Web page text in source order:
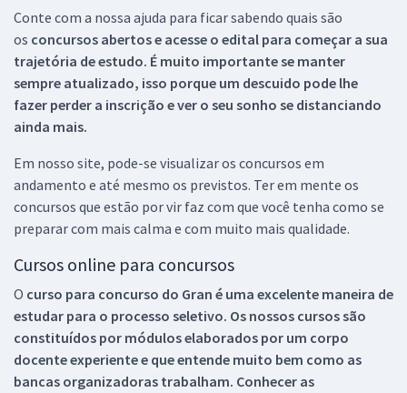
Conte com a nossa ajuda para ficar sabendo quais são
os concursos abertos e acesse o edital para começar a sua
trajetória de estudo. É muito importante se manter
sempre atualizado, isso porque um descuido pode lhe
fazer perder a inscrição e ver o seu sonho se distanciando
ainda mais.
Em nosso site, pode-se visualizar os concursos em
andamento e até mesmo os previstos. Ter em mente os
concursos que estão por vir faz com que você tenha como se
preparar com mais calma e com muito mais qualidade.
Cursos online para concursos
O curso para concurso do Gran é uma excelente maneira de
estudar para o processo seletivo. Os nossos cursos são
constituídos por módulos elaborados por um corpo
docente experiente e que entende muito bem como as
bancas organizadoras trabalham. Conhecer as